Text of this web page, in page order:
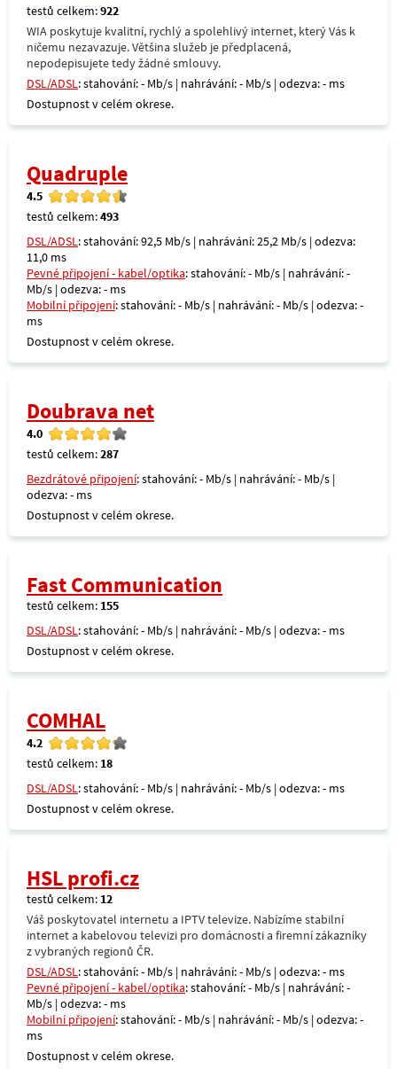
testů celkem:922
WIA poskytuje kvalitní, rychlý a spolehlivý internet, který Vás k
ničemu nezavazuje. Většina služeb je předplacená,
nepodepisujete tedy žádné smlouvy.
DSL/ADSL: stahování: - Mb/s | nahrávání: - Mb/s | odezva: - ms
Dostupnost v celém okrese.
Quadruple
4.5
testů celkem:493
DSL/ADSL: stahování: 92,5 Mb/s | nahrávání: 25,2 Mb/s | odezva:
11,0 ms
Pevné připojení - kabel/optika: stahování: - Mb/s | nahrávání: -
Mb/s | odezva: - ms
Mobilní připojení: stahování: - Mb/s | nahrávání: - Mb/s | odezva: -
ms
Dostupnost v celém okrese.
Doubrava net
4.0
testů celkem:287
Bezdrátové připojení: stahování: - Mb/s | nahrávání: - Mb/s |
odezva: - ms
Dostupnost v celém okrese.
Fast Communication
testů celkem: 155
DSL/ADSL: stahování: - Mb/s | nahrávání: - Mb/s | odezva: - ms
Dostupnost v celém okrese.
COMHAL
4.2
testů celkem: 18
DSL/ADSL: stahování: - Mb/s | nahrávání: - Mb/s | odezva: - ms
Dostupnost v celém okrese.
HSL profi.cz
testů celkem: 12
Váš poskytovatel internetu a IPTV televize. Nabízíme stabilní
internet a kabelovou televizi pro domácnosti a firemní zákazníky
z vybraných regionů ČR.
DSL/ADSL: stahování: - Mb/s | nahrávání: - Mb/s | odezva: - ms
Pevné připojení - kabel/optika: stahování: - Mb/s | nahrávání: -
Mb/s | odezva: - ms
Mobilní připojení: stahování: - Mb/s | nahrávání: - Mb/s | odezva: -
ms
Dostupnost v celém okrese.